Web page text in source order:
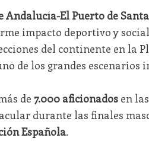
Andalucía-El Puerto de
impacto deportivo y
del continente en la
de los grandes escenarios
de 7.000 aficionadosen
durante las finales
Española.